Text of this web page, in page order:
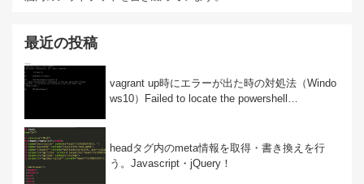
最近の投稿
vagrant up時にエラーが出た時の対処法（Windo
ws10）Failed to locate the powershell…
headタグ内のmeta情報を取得・書き換えを行
う。Javascript・jQuery！